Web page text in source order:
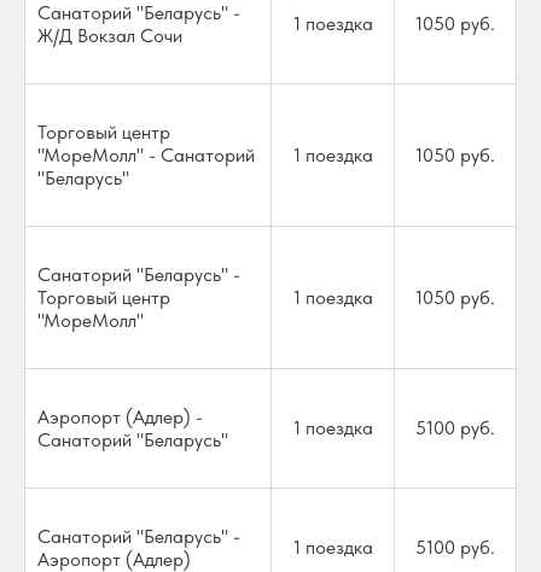
Санаторий "Беларусь" -
Ж/Д Вокзал Сочи
1 поездка 1050 руб.
Торговый центр
"МореМолл" - Санаторий
"Беларусь"
1 поездка 1050 руб.
Санаторий "Беларусь" -
Торговый центр
"МореМолл"
1 поездка 1050 руб.
Аэропорт (Адлер) -
Санаторий "Беларусь"
1 поездка 5100 руб.
Санаторий "Беларусь" -
Аэропорт (Адлер)
1 поездка 5100 руб.